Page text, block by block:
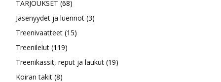
TARJOUKSET 6868
tuotetta
Jäsenyydet ja luennot 33
Treenivaatteet 1515
Treenilelut 119119
tuotetta
Treenikassit, reput ja laukut 1919
Koiran takit 88